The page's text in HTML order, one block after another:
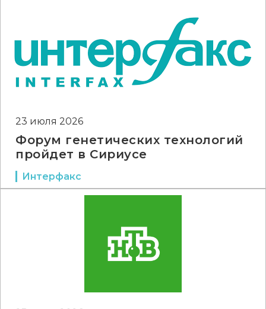
23 июля 2026
Форум генетических технологий
пройдет в Сириусе
Интерфакс